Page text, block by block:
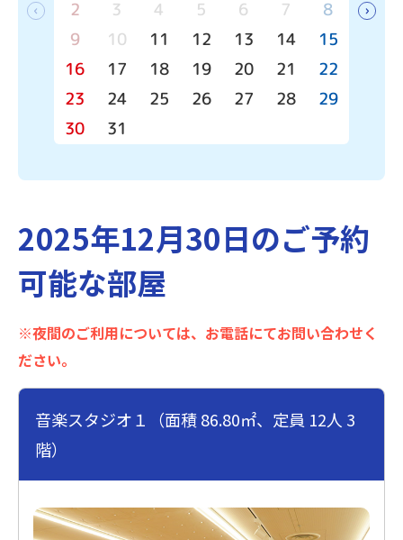
2
3 4 5 6 7
8
9
10 11 12 13 14
15
16
17 18 19 20 21
22
23
24 25 26 27 28
29
30
31
2025年12月30日のご予約
可能な部屋
※夜間のご利用については、お電話にてお問い合わせく
ださい。
音楽スタジオ１（面積 86.80㎡、定員 12人 3
階）